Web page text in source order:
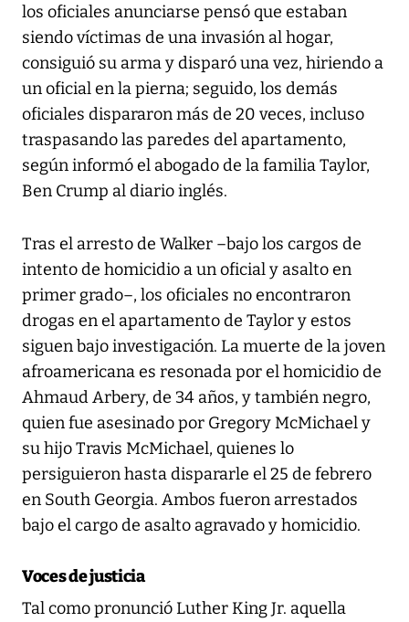
los oficiales anunciarse pensó que estaban
siendo víctimas de una invasión al hogar,
consiguió su arma y disparó una vez, hiriendo a
un oficial en la pierna; seguido, los demás
oficiales dispararon más de 20 veces, incluso
traspasando las paredes del apartamento,
según informó el abogado de la familia Taylor,
Ben Crump al diario inglés.
Tras el arresto de Walker –bajo los cargos de
intento de homicidio a un oficial y asalto en
primer grado–, los oficiales no encontraron
drogas en el apartamento de Taylor y estos
siguen bajo investigación. La muerte de la joven
afroamericana es resonada por el homicidio de
Ahmaud Arbery, de 34 años, y también negro,
quien fue asesinado por Gregory McMichael y
su hijo Travis McMichael, quienes lo
persiguieron hasta dispararle el 25 de febrero
en South Georgia. Ambos fueron arrestados
bajo el cargo de asalto agravado y homicidio.
Voces de justicia
Tal como pronunció Luther King Jr. aquella